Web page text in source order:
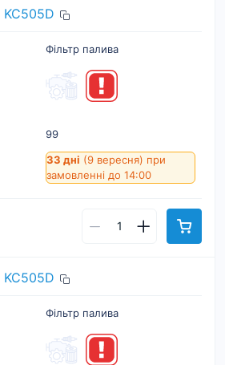
KC505D
Фільтр палива
99
33 дні (9 вересня) при
замовленні до 14:00
KC505D
Фільтр палива